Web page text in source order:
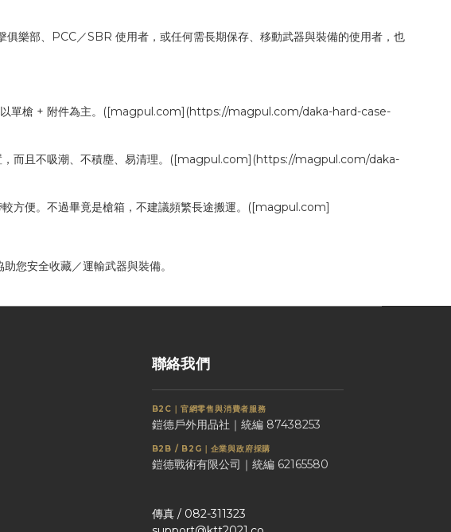
樂部、PCC／SBR 使用者，或任何需長期保存、移動武器與裝備的使用者，也
以單槍 + 附件為主。([magpul.com](https://magpul.com/daka-hard-case-
，而且不吸潮、不積塵、易清理。([magpul.com](https://magpul.com/daka-
方便。不過畢竟是槍箱，不建議頻繁長途搬運。([magpul.com]
您安全收藏／運輸武器與裝備。
聯絡我們
B2C｜官網零售與消費者服務
鎧德戶外用品社｜統編 87438253
B2B / B2G｜企業與政府採購
鎧德戰術有限公司｜統編 62165580
傳真 / 082-311323